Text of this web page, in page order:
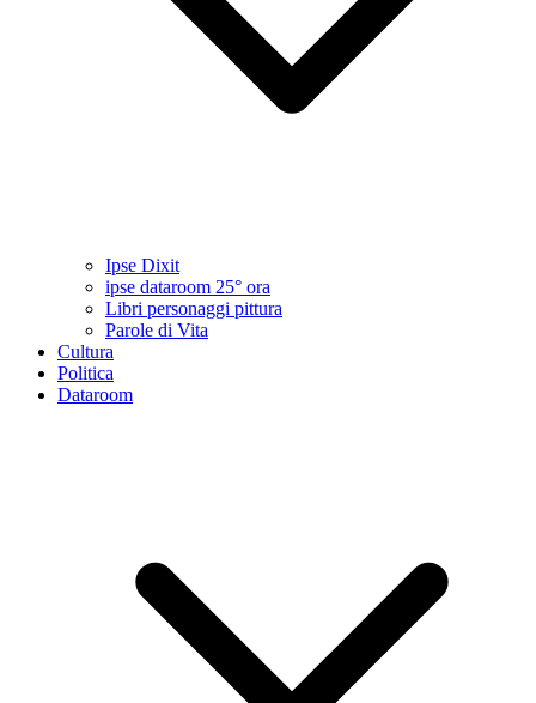
Ipse Dixit
ipse dataroom 25° ora
Libri personaggi pittura
Parole di Vita
Cultura
Politica
Dataroom